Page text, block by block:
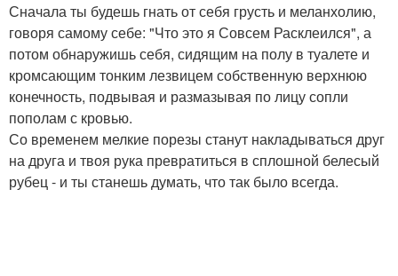
Сначала ты будешь гнать от себя грусть и меланхолию,
говоря самому себе: "Что это я Совсем Расклеился", а
потом обнаружишь себя, сидящим на полу в туалете и
кромсающим тонким лезвицем собственную верхнюю
конечность, подвывая и размазывая по лицу сопли
пополам с кровью.
Со временем мелкие порезы станут накладываться друг
на друга и твоя рука превратиться в сплошной белесый
рубец - и ты станешь думать, что так было всегда.